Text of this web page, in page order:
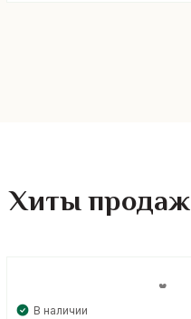
Хиты продаж
В наличии